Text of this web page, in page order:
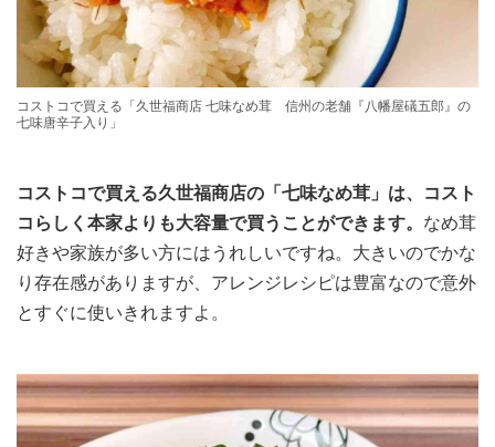
コストコで買える「久世福商店 七味なめ茸 信州の老舗『八幡屋礒五郎』の
七味唐辛子入り」
コストコで買える久世福商店の「七味なめ茸」は、コスト
コらしく本家よりも大容量で買うことができます。 なめ茸
好きや家族が多い方にはうれしいですね。大きいのでかな
り存在感がありますが、アレンジレシピは豊富なので意外
とすぐに使いきれますよ。